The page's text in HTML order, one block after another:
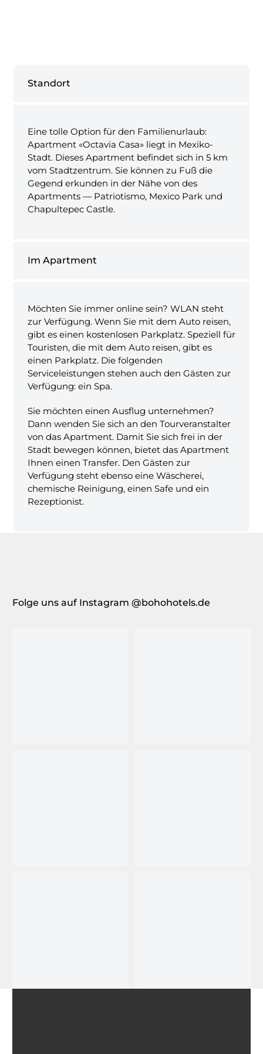
Standort
Eine tolle Option für den Familienurlaub:
Apartment «Octavia Casa» liegt in Mexiko-
Stadt. Dieses Apartment befindet sich in 5 km
vom Stadtzentrum. Sie können zu Fuß die
Gegend erkunden in der Nähe von des
Apartments — Patriotismo, Mexico Park und
Chapultepec Castle.
Im Apartment
Möchten Sie immer online sein? WLAN steht
zur Verfügung. Wenn Sie mit dem Auto reisen,
gibt es einen kostenlosen Parkplatz. Speziell für
Touristen, die mit dem Auto reisen, gibt es
einen Parkplatz. Die folgenden
Serviceleistungen stehen auch den Gästen zur
Verfügung: ein Spa.
Sie möchten einen Ausflug unternehmen?
Dann wenden Sie sich an den Tourveranstalter
von das Apartment. Damit Sie sich frei in der
Stadt bewegen können, bietet das Apartment
Ihnen einen Transfer. Den Gästen zur
Verfügung steht ebenso eine Wäscherei,
chemische Reinigung, einen Safe und ein
Rezeptionist.
Folge uns auf Instagram @bohohotels.de